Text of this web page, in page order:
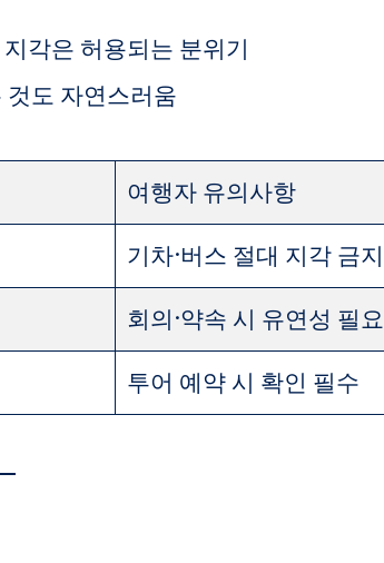
각은 허용되는 분위기
도 자연스러움
여행자 유의사항
기차·버스 절대 지각 금지
회의·약속 시 유연성 필요
투어 예약 시 확인 필수